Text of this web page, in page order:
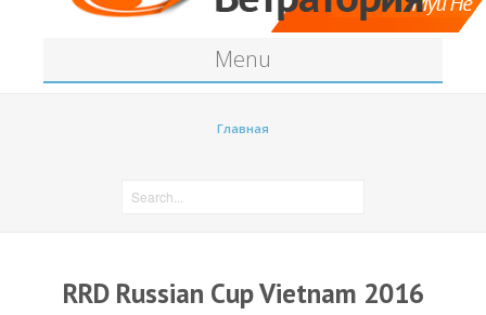
Menu
RRD Russian Cup
Главная
RRD Russian Cup Vietnam 2016